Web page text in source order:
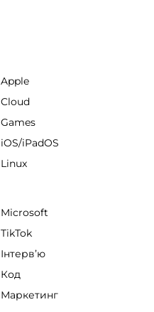
Apple
Cloud
Games
iOS/iPadOS
Linux
Microsoft
TikTok
Інтервʼю
Код
Маркетинг